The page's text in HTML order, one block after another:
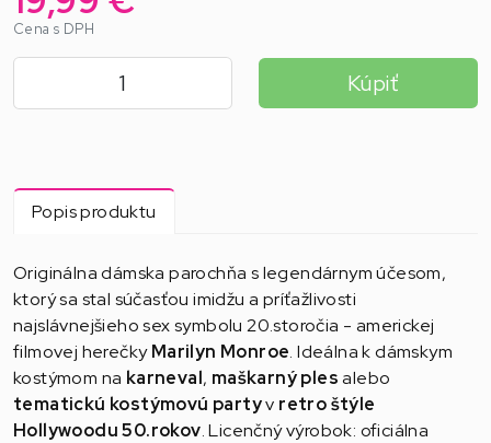
Cena s DPH
Kúpiť
Popis produktu
Originálna dámska parochňa s legendárnym účesom,
ktorý sa stal súčasťou imidžu a príťažlivosti
najslávnejšieho sex symbolu 20.storočia - americkej
filmovej herečkyMarilyn Monroe. Ideálna k dámskym
kostýmom na karneval, maškarný plesalebo
tematickú kostýmovú partyv retroštýle
Hollywoodu 50.rokov. Licenčný výrobok: oficiálna